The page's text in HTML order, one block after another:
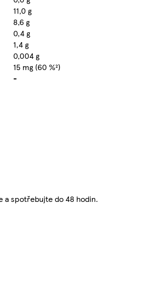
11,0 g
8,6 g
0,4 g
1,4 g
0,004 g
15 mg (60 %²)
-
a spotřebujte do 48 hodin.